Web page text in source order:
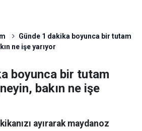
Günde 1 dakika boyunca bir tutam
ne işe yarıyor
boyunca bir tutam
bakın ne işe
ayırarak maydanoz